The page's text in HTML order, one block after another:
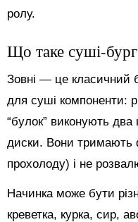
ролу.
Що таке суші-
Зовні — це класичний
для суші компоненти:
“булок” виконують два
диски. Вони тримають
прохолоду) і не
Начинка може бути
креветка, курка, сир,